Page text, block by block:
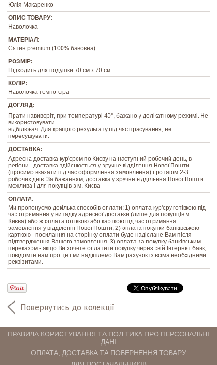
Повернутись до колекції
Юлія Макаренко
ОПИС ТОВАРУ:
Наволочка
МАТЕРІАЛ:
Сатин premium (100% бавовна)
РОЗМІР:
Підходить для подушки 70 см х 70 см
КОЛІР:
Наволочка темно-сіра
ДОГЛЯД:
Прати навиворіт, при температурі 40°, бажано у делікатному режимі. Не
використовувати
відбілювач. Для кращого результату під час прасування, не
пересушувати.
ДОСТАВКА:
Адресна доставка кур'єром по Києву на наступний робочий день, в
регіони - доставка здійснюється у зручне відділення Нової Пошти
(просимо вказати під час оформлення замовлення) протягом 2-3
робочих днів. За бажанням, доставка у зручне відділення Нової Пошти
можлива і для покупців з м. Києва
ОПЛАТА:
Ми пропонуємо декілька способів оплати: 1) оплата кур'єру готівкою під
час отримання у випадку адресної доставки (лише для покупців м.
Києва) або ж оплата готівкою або карткою під час отримання
замовлення у відділенні Нової Пошти; 2) оплата покупки банківською
карткою - посилання на сторінку оплати буде надіслане Вам після
підтвердження Вашого замовлення, 3) оплата за покупку банківським
переказом - якщо Ви хочете оплатити покупку через свій Інтернет банк,
повідомте нам про це і ми надішлемо Вам рахунок із всіма необхідними
реквізитами.
ПРАВИЛА КОРИСТУВАННЯ ТА ПОЛІТИКА ПРО ПЕРСОНАЛЬНІ
ДАНІ
ОПЛАТА, ДОСТАВКА ТА ПОВЕРНЕННЯ ТОВАРУ